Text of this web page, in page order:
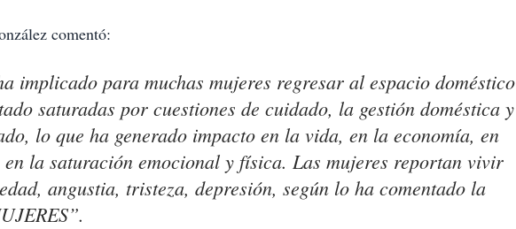
comentó:
implicado para muchas mujeres regresar al espacio doméstico
saturadas por cuestiones de cuidado, la gestión doméstica y
lo que ha generado impacto en la vida, en la economía, en
en la saturación emocional y física. Las mujeres reportan vivir
angustia, tristeza, depresión, según lo ha comentado la